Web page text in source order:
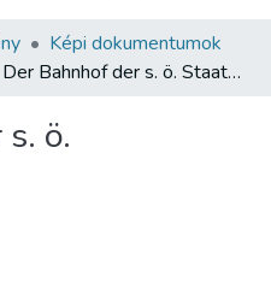
Képi dokumentumok
Der Bahnhof der s. ö. Staatsbahn
ö.